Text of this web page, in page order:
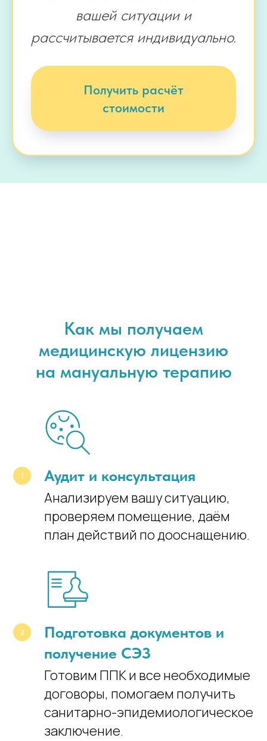
вашей ситуации и
рассчитывается индивидуально.
Получить расчёт
стоимости
Как мы получаем
медицинскую лицензию
на мануальную терапию
Аудит и консультация
Анализируем вашу ситуацию,
проверяем помещение, даём
план действий по дооснащению.
Подготовка документов и
получение СЭЗ
Готовим ППК и все необходимые
договоры, помогаем получить
санитарно-эпидемиологическое
заключение.